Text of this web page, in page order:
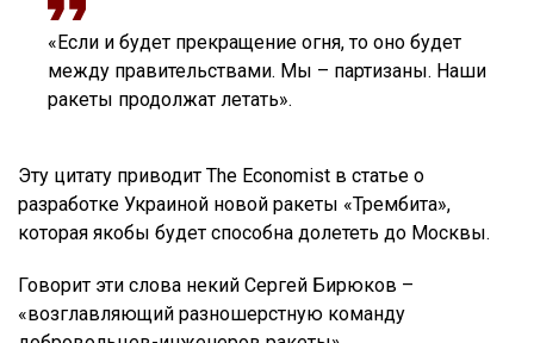
«Если и будет прекращение огня, то оно будет
между правительствами. Мы – партизаны. Наши
ракеты продолжат летать».
Эту цитату приводит The Economist в статье о
разработке Украиной новой ракеты «Трембита»,
которая якобы будет способна долететь до Москвы.
Говорит эти слова некий Сергей Бирюков –
«возглавляющий разношерстную команду